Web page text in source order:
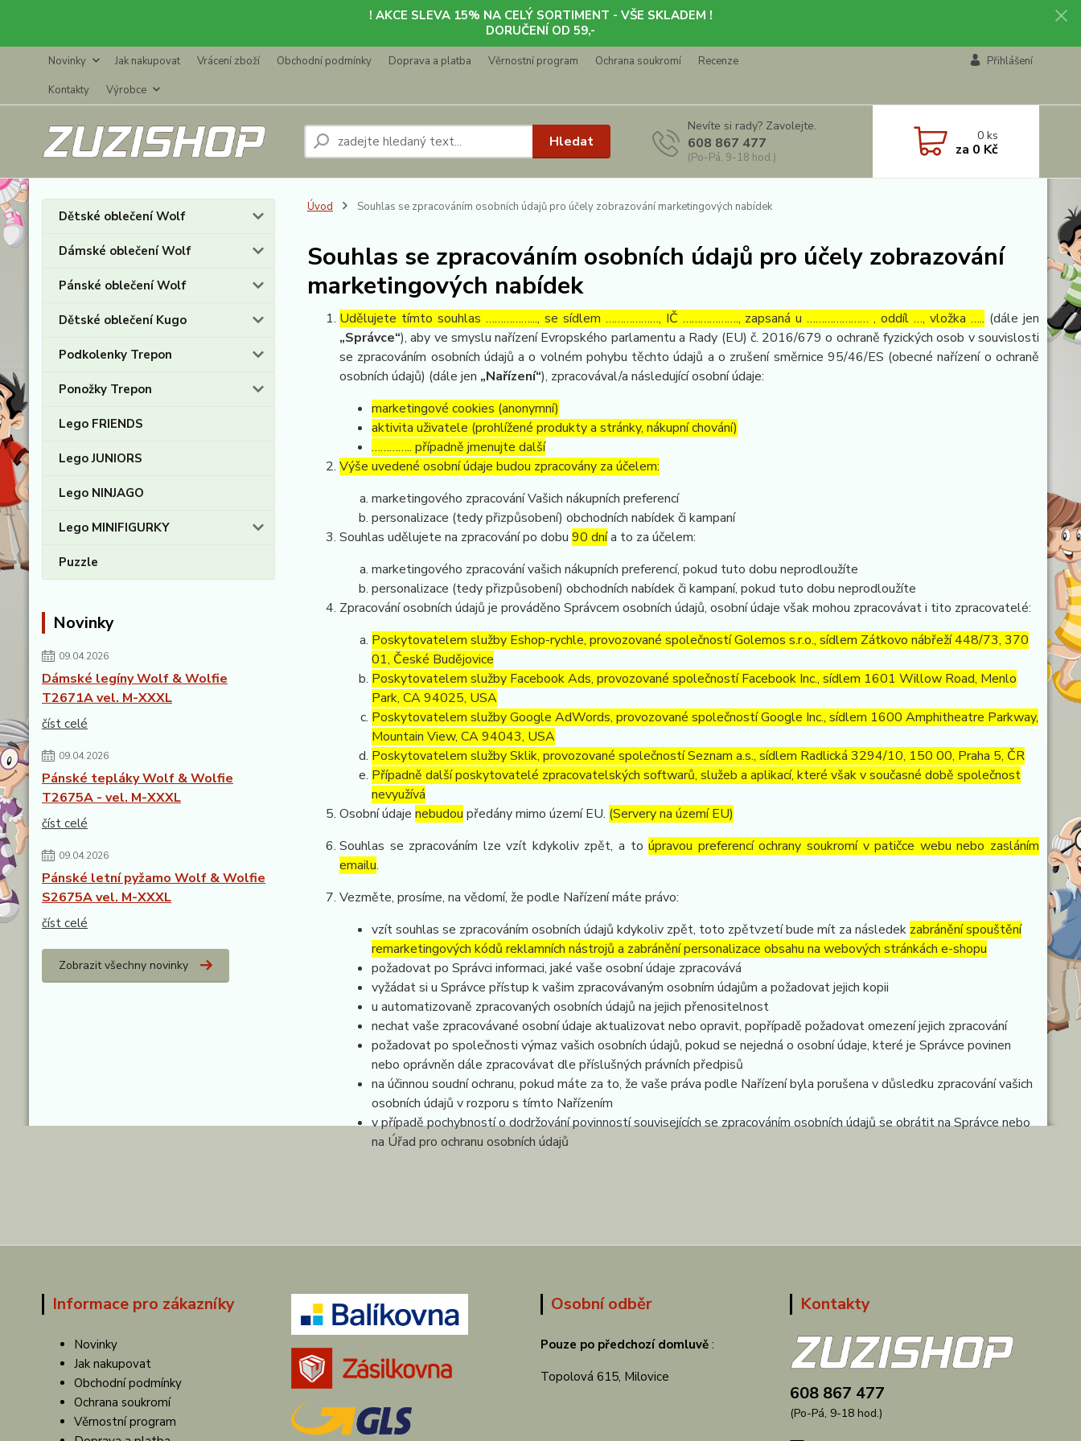
! AKCE SLEVA 15% NA CELÝ SORTIMENT - VŠE SKLADEM !
DORUČENÍ OD 59,-
Novinky Jak nakupovat Vrácení zboží Obchodní podmínky Doprava a platba Věrnostní program Ochrana soukromí
Recenze
Kontakty
Výrobce
Přihlášení
Hledat
Nevíte si rady? Zavolejte.
608 867 477
(Po-Pá, 9-18 hod.)
0ks
za 0 Kč
Dětské oblečení Wolf
Dámské oblečení Wolf
Pánské oblečení Wolf
Dětské oblečení Kugo
Podkolenky Trepon
Ponožky Trepon
Lego FRIENDS
Lego JUNIORS
Lego NINJAGO
Lego MINIFIGURKY
Puzzle
Novinky
09.04.2026
Dámské legíny Wolf & Wolfie
T2671A vel. M-XXXL
číst celé
09.04.2026
Pánské tepláky Wolf & Wolfie
T2675A - vel. M-XXXL
číst celé
09.04.2026
Pánské letní pyžamo Wolf & Wolfie
S2675A vel. M-XXXL
číst celé
Zobrazit všechny novinky
Úvod Souhlas se zpracováním osobních údajů pro účely zobrazování marketingových nabídek
Souhlas se zpracováním osobních údajů pro účely zobrazování
marketingových nabídek
Udělujete tímto souhlas ……………..., se sídlem ………………, IČ ………………., zapsaná u ………………… , oddíl …, vložka ….. (dále jen
„Správce“), aby ve smyslu nařízení Evropského parlamentu a Rady (EU) č. 2016/679 o ochraně fyzických osob v souvislosti
se zpracováním osobních údajů a o volném pohybu těchto údajů a o zrušení směrnice 95/46/ES (obecné nařízení o ochraně
osobních údajů) (dále jen „Nařízení“), zpracovával/a následující osobní údaje:
marketingové cookies (anonymní)
aktivita uživatele (prohlížené produkty a stránky, nákupní chování)
………….. případně jmenujte další
Výše uvedené osobní údaje budou zpracovány za účelem:
marketingového zpracování Vašich nákupních preferencí
personalizace (tedy přizpůsobení) obchodních nabídek či kampaní
Souhlas udělujete na zpracování po dobu 90 dnía to za účelem:
marketingového zpracování vašich nákupních preferencí, pokud tuto dobu neprodloužíte
personalizace (tedy přizpůsobení) obchodních nabídek či kampaní, pokud tuto dobu neprodloužíte
Zpracování osobních údajů je prováděno Správcem osobních údajů, osobní údaje však mohou zpracovávat i tito zpracovatelé:
Poskytovatelem služby Eshop-rychle, provozované společností Golemos s.r.o., sídlem Zátkovo nábřeží 448/73, 370
01, České Budějovice
Poskytovatelem služby Facebook Ads, provozované společností Facebook Inc., sídlem 1601 Willow Road, Menlo
Park, CA 94025, USA
Poskytovatelem služby Google AdWords, provozované společností Google Inc., sídlem 1600 Amphitheatre Parkway,
Mountain View, CA 94043, USA
Poskytovatelem služby Sklik, provozované společností Seznam a.s., sídlem Radlická 3294/10, 150 00, Praha 5, ČR
Případně další poskytovatelé zpracovatelských softwarů, služeb a aplikací, které však v současné době společnost
nevyužívá
Osobní údaje nebudou předány mimo území EU. (Servery na území EU)
Souhlas se zpracováním lze vzít kdykoliv zpět, a toúpravou preferencí ochrany soukromí v patičce webu nebo zasláním
emailu.
Vezměte, prosíme, na vědomí, že podle Nařízení máte právo:
vzít souhlas se zpracováním osobních údajů kdykoliv zpět, toto zpětvzetí bude mít za následek zabránění spouštění
remarketingových kódů reklamních nástrojů a zabránění personalizace obsahu na webových stránkách e-shopu
požadovat po Správci informaci, jaké vaše osobní údaje zpracovává
vyžádat si u Správce přístup k vašim zpracovávaným osobním údajům a požadovat jejich kopii
u automatizovaně zpracovaných osobních údajů na jejich přenositelnost
nechat vaše zpracovávané osobní údaje aktualizovat nebo opravit, popřípadě požadovat omezení jejich zpracování
požadovat po společnosti výmaz vašich osobních údajů, pokud se nejedná o osobní údaje, které je Správce povinen
nebo oprávněn dále zpracovávat dle příslušných právních předpisů
na účinnou soudní ochranu, pokud máte za to, že vaše práva podle Nařízení byla porušena v důsledku zpracování vašich
osobních údajů v rozporu s tímto Nařízením
v případě pochybností o dodržování povinností souvisejících se zpracováním osobních údajů se obrátit na Správce nebo
na Úřad pro ochranu osobních údajů
Informace pro zákazníky
Novinky
Jak nakupovat
Obchodní podmínky
Ochrana soukromí
Věrnostní program
Osobní odběr
Pouze po předchozí domluvě :
Topolová 615, Milovice
Kontakty
608 867 477
(Po-Pá, 9-18 hod.)